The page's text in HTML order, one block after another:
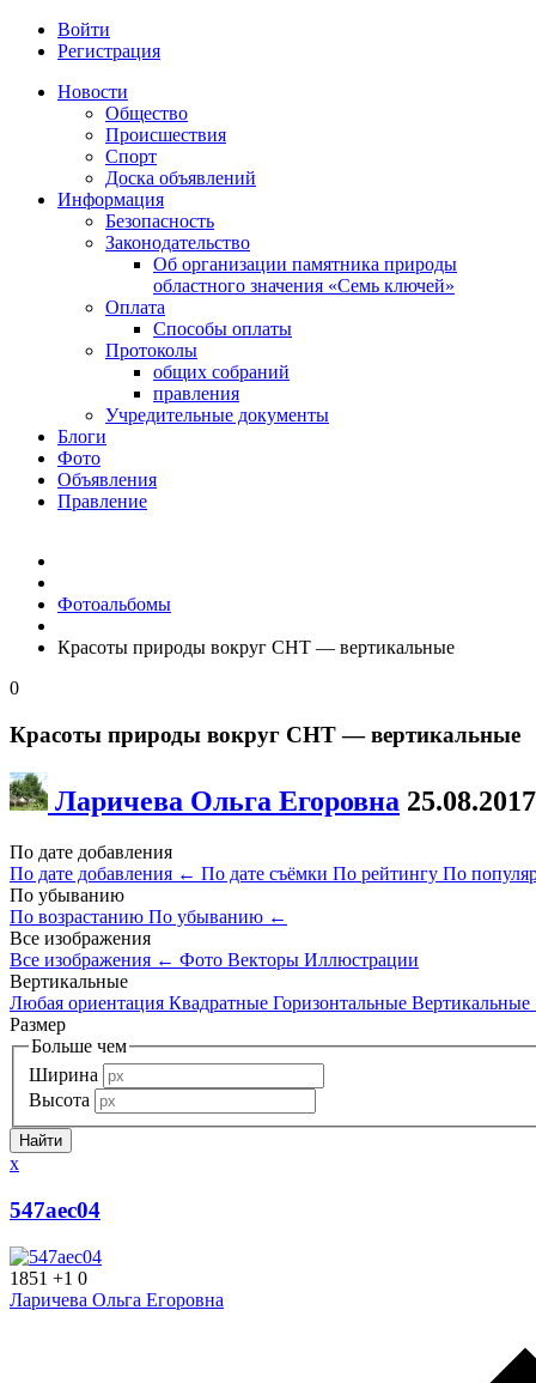
Войти
Регистрация
Новости
Общество
Происшествия
Спорт
Доска объявлений
Информация
Безопасность
Законодательство
Об организации памятника природы
областного значения «Семь ключей»
Оплата
Способы оплаты
Протоколы
общих собраний
правления
Учредительные документы
Блоги
Фото
Объявления
Правление
Фотоальбомы
Красоты природы вокруг СНТ — вертикальные
0
Красоты природы вокруг СНТ — вертикальные
Ларичева Ольга Егоровна 25.08.2017
По дате добавления
По дате добавления ← По дате съёмки По рейтингу По
По убыванию
По возрастанию По убыванию ←
Все изображения
Все изображения ← Фото Векторы Иллюстрации
Вертикальные
Любая ориентация Квадратные Горизонтальные Вертикальные
Размер
Больше чем
Ширина
Высота
x
547aec04
1851 +1 0
Ларичева Ольга Егоровна